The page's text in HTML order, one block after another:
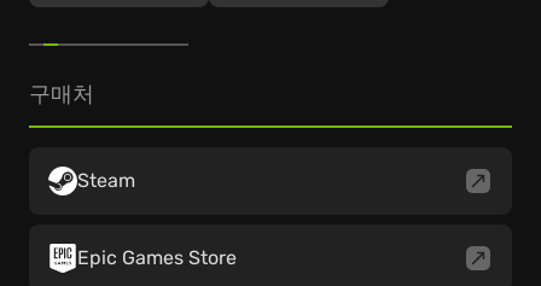
구매처
Steam
Epic Games Store